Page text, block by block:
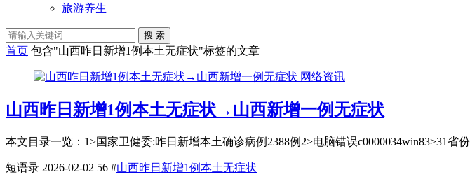
旅游养生
搜 索
首页 包含"山西昨日新增1例本土无症状"标签的文章
网络资讯
山西昨日新增1例本土无症状→山西新增一例无症状
本文目录一览：1˃国家卫健委:昨日新增本土确诊病例2388例2˃电脑错误c0000034win83˃31
短语录 2026-02-02 56 #山西昨日新增1例本土无症状